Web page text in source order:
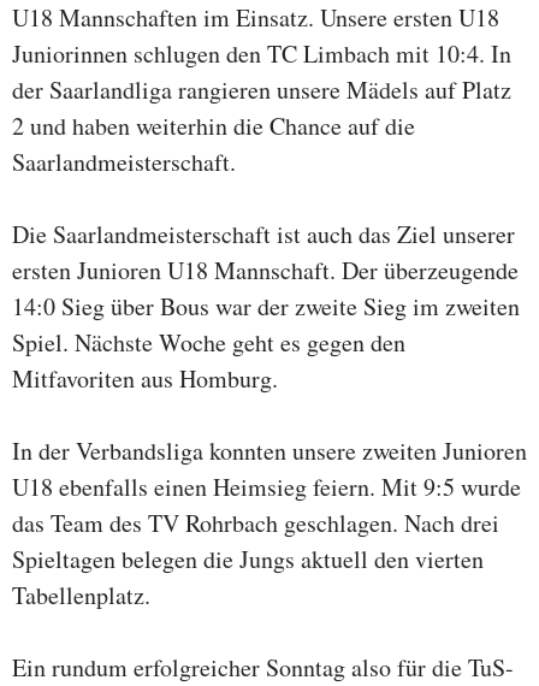
U18 Mannschaften im Einsatz. Unsere ersten U18
Juniorinnen schlugen den TC Limbach mit 10:4. In
der Saarlandliga rangieren unsere Mädels auf Platz
2 und haben weiterhin die Chance auf die
Saarlandmeisterschaft.
Die Saarlandmeisterschaft ist auch das Ziel unserer
ersten Junioren U18 Mannschaft. Der überzeugende
14:0 Sieg über Bous war der zweite Sieg im zweiten
Spiel. Nächste Woche geht es gegen den
Mitfavoriten aus Homburg.
In der Verbandsliga konnten unsere zweiten Junioren
U18 ebenfalls einen Heimsieg feiern. Mit 9:5 wurde
das Team des TV Rohrbach geschlagen. Nach drei
Spieltagen belegen die Jungs aktuell den vierten
Tabellenplatz.
Ein rundum erfolgreicher Sonntag also für die TuS-